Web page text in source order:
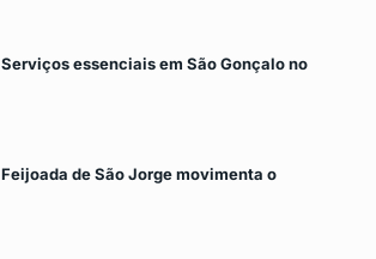
Serviços essenciais em São Gonçalo no
Feijoada de São Jorge movimenta o